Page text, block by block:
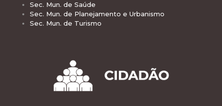
Sec. Mun. de Saúde
Sec. Mun. de Planejamento e Urbanismo
Sec. Mun. de Turismo